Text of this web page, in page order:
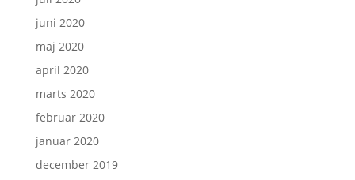
juni 2020
maj 2020
april 2020
marts 2020
februar 2020
januar 2020
december 2019